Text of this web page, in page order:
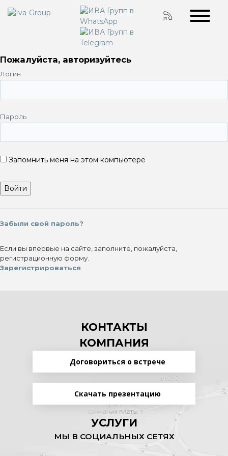
Пожалуйста, авторизуйтесь
Логин
Пароль
Запомнить меня на этом компьютере
Забыли свой пароль?
Если вы впервые на сайте, заполните, пожалуйста,
регистрационную форму.
Зарегистрироваться
КОНТАКТЫ
КОМПАНИЯ
Договориться о встрече
Скачать презентацию
УСЛУГИ
МЫ В СОЦИАЛЬНЫХ СЕТЯХ